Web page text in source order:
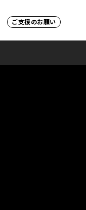
ご支援のお願い